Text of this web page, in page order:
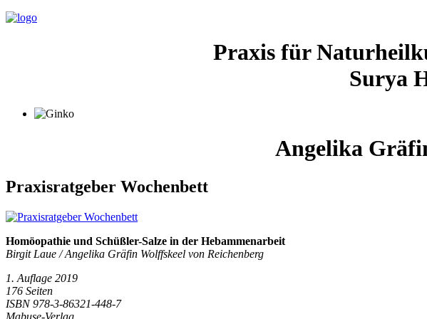
Praxis für
Surya
Angelika
Praxisratgeber Wochenbett
Homöopathie und Schüßler-Salze in der Hebammenarbeit
Birgit Laue / Angelika Gräfin Wolffskeel von Reichenberg
1. Auflage 2019
176 Seiten
ISBN 978-3-86321-448-7
Mabuse-Verlag